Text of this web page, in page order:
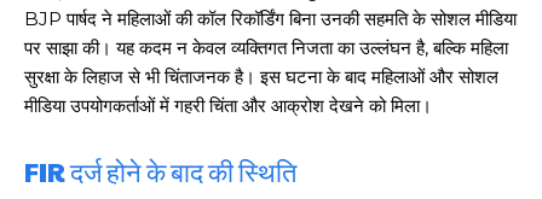
BJP पार्षद ने महिलाओं की कॉल रिकॉर्डिंग बिना उनकी सहमति के सोशल मीडिया
पर साझा की। यह कदम न केवल व्यक्तिगत निजता का उल्लंघन है, बल्कि महिला
सुरक्षा के लिहाज से भी चिंताजनक है। इस घटना के बाद महिलाओं और सोशल
मीडिया उपयोगकर्ताओं में गहरी चिंता और आक्रोश देखने को मिला।
FIR दर्ज होने के बाद की स्थिति